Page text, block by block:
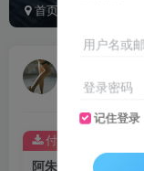
首页
3个月前更新
阿朱cos写真合集四
付费资源
用户名或
登录密码
记住登录